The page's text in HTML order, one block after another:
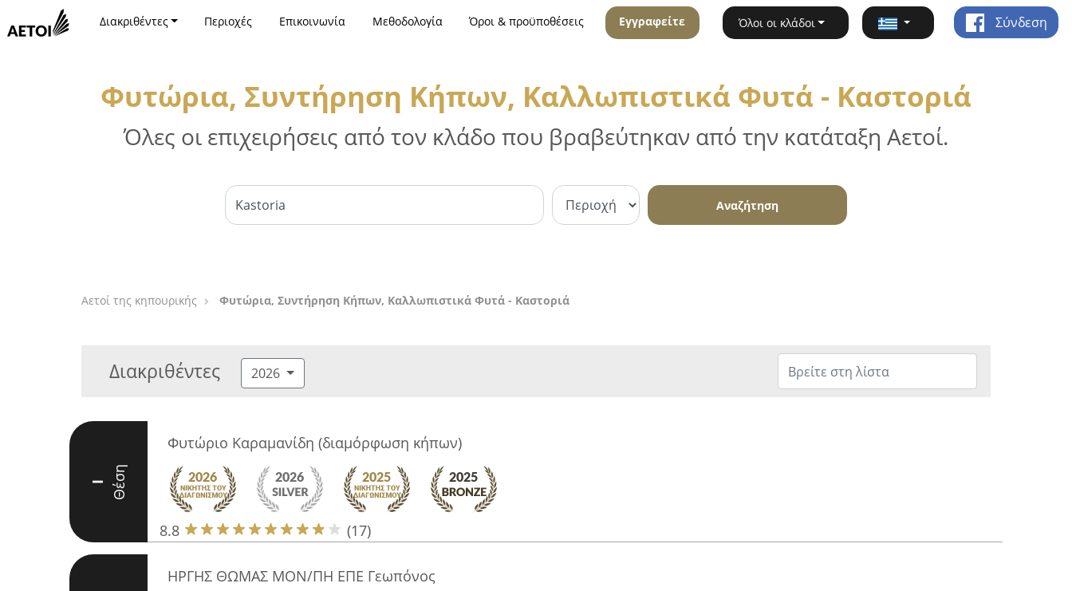
Διακριθέντες Περιοχές Επικοινωνία Μεθοδολογία Όροι & προϋποθέσεις Εγγραφείτε Όλοι οι κλάδοι Σύνδεση
Φυτώρια, Συντήρηση Κήπων, Καλλωπιστικά Φυτά - Καστοριά
Όλες οι επιχειρήσεις από τον κλάδο που βραβεύτηκαν από την κατάταξη Αετοί.
Αναζήτηση
Αετοί της κηπουρικής Φυτώρια, Συντήρηση Κήπων, Καλλωπιστικά Φυτά - Καστοριά
Διακριθέντες 2026
I Θέση
Φυτώριο Καραμανίδη (διαμόρφωση κήπων)
8.8 (17)
ΗΡΓΗΣ ΘΩΜΑΣ ΜΟΝ/ΠΗ ΕΠΕ Γεωπόνος